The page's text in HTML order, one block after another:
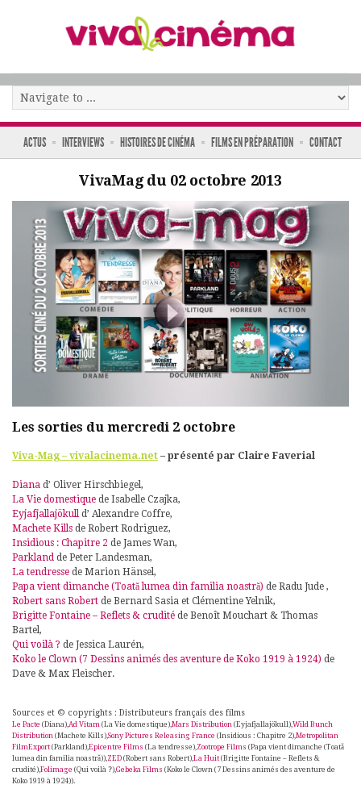
ACTUS INTERVIEWS HISTOIRES DE CINÉMA FILMS EN PRÉPARATION CONTACT
VivaMag du 02 octobre 2013
Les sorties du mercredi 2 octobre
Viva-Mag – vivalacinema.net – présenté par Claire Faverial
Diana d’ Oliver Hirschbiegel,
La Vie domestique de Isabelle Czajka,
Eyjafjallajökull d’ Alexandre Coffre,
Machete Kills de Robert Rodriguez,
Insidious : Chapitre 2 de James Wan,
Parkland de Peter Landesman,
La tendresse de Marion Hänsel,
Papa vient dimanche (Toată lumea din familia noastră) de Radu Jude ,
Robert sans Robert de Bernard Sasia et Clémentine Yelnik,
Brigitte Fontaine – Reflets & crudité de Benoît Mouchart & Thomas
Bartel,
Qui voilà ? de Jessica Laurén,
Koko le Clown (7 Dessins animés des aventure de Koko 1919 à 1924) de
Dave & Max Fleischer.
Sources et © copyrights : Distributeurs français des films
Le Pacte (Diana), Ad Vitam (La Vie domestique), Mars Distribution (Eyjafjallajökull), Wild Bunch
Distribution (Machete Kills), Sony Pictures Releasing France (Insidious : Chapitre 2), Metropolitan
FilmExport (Parkland), Epicentre Films (La tendresse), Zootrope Films (Papa vient dimanche (Toată
lumea din familia noastră)), ZED (Robert sans Robert), La Huit (Brigitte Fontaine – Reflets &
crudité), Folimage (Qui voilà ?), Gebeka Films (Koko le Clown (7 Dessins animés des aventure de
Koko 1919 à 1924)).